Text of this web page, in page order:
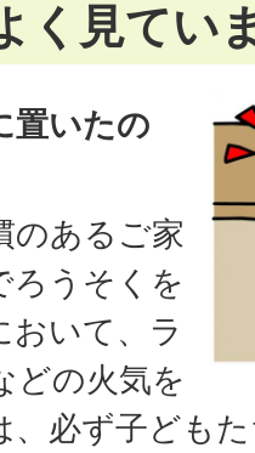
く見てい
置いたの
のあるご家
ろうそくを
おいて、ラ
どの火気を
、必ず子ども